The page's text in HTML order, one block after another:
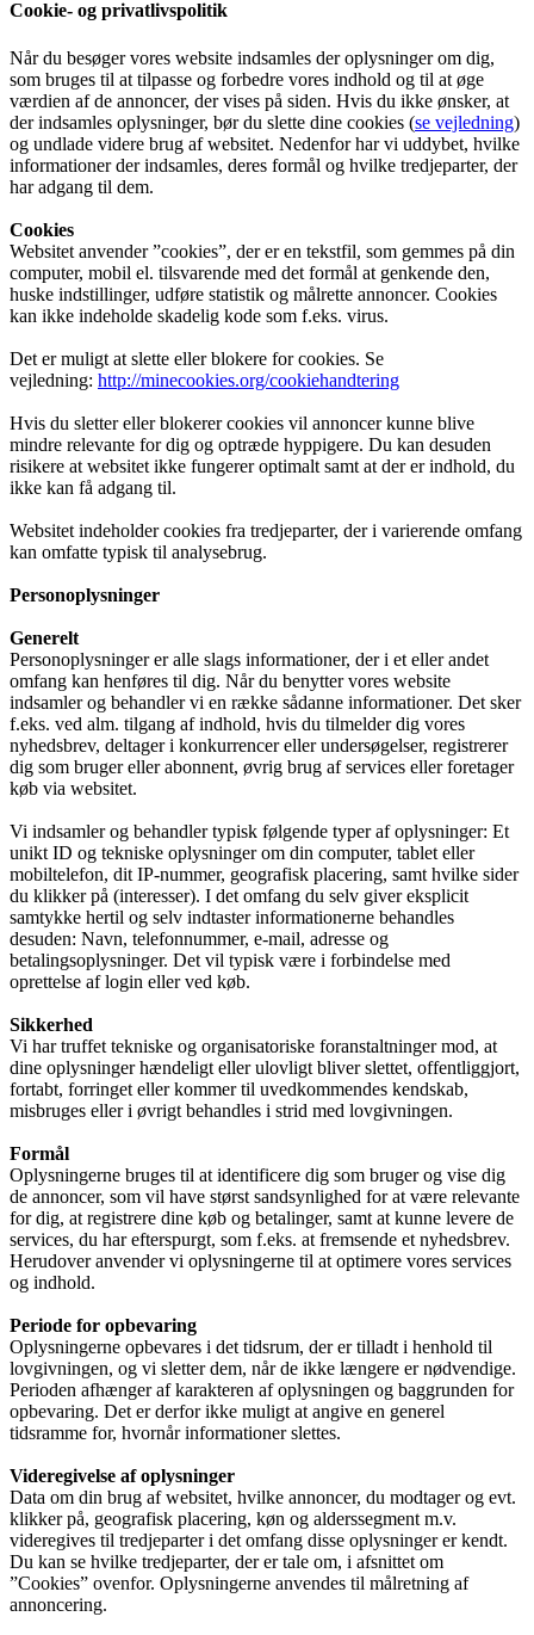
Cookie- og privatlivspolitik
Når du besøger vores website indsamles der oplysninger om dig,
som bruges til at tilpasse og forbedre vores indhold og til at øge
værdien af de annoncer, der vises på siden. Hvis du ikke ønsker, at
der indsamles oplysninger, bør du slette dine cookies (se vejledning)
og undlade videre brug af websitet. Nedenfor har vi uddybet, hvilke
informationer der indsamles, deres formål og hvilke tredjeparter, der
har adgang til dem.
Cookies
Websitet anvender ”cookies”, der er en tekstfil, som gemmes på din
computer, mobil el. tilsvarende med det formål at genkende den,
huske indstillinger, udføre statistik og målrette annoncer. Cookies
kan ikke indeholde skadelig kode som f.eks. virus.
Det er muligt at slette eller blokere for cookies. Se
vejledning: http://minecookies.org/cookiehandtering
Hvis du sletter eller blokerer cookies vil annoncer kunne blive
mindre relevante for dig og optræde hyppigere. Du kan desuden
risikere at websitet ikke fungerer optimalt samt at der er indhold, du
ikke kan få adgang til.
Websitet indeholder cookies fra tredjeparter, der i varierende omfang
kan omfatte typisk til analysebrug.
Personoplysninger
Generelt
Personoplysninger er alle slags informationer, der i et eller andet
omfang kan henføres til dig. Når du benytter vores website
indsamler og behandler vi en række sådanne informationer. Det sker
f.eks. ved alm. tilgang af indhold, hvis du tilmelder dig vores
nyhedsbrev, deltager i konkurrencer eller undersøgelser, registrerer
dig som bruger eller abonnent, øvrig brug af services eller foretager
køb via websitet.
Vi indsamler og behandler typisk følgende typer af oplysninger: Et
unikt ID og tekniske oplysninger om din computer, tablet eller
mobiltelefon, dit IP-nummer, geografisk placering, samt hvilke sider
du klikker på (interesser). I det omfang du selv giver eksplicit
samtykke hertil og selv indtaster informationerne behandles
desuden: Navn, telefonnummer, e-mail, adresse og
betalingsoplysninger. Det vil typisk være i forbindelse med
oprettelse af login eller ved køb.
Sikkerhed
Vi har truffet tekniske og organisatoriske foranstaltninger mod, at
dine oplysninger hændeligt eller ulovligt bliver slettet, offentliggjort,
fortabt, forringet eller kommer til uvedkommendes kendskab,
misbruges eller i øvrigt behandles i strid med lovgivningen.
Formål
Oplysningerne bruges til at identificere dig som bruger og vise dig
de annoncer, som vil have størst sandsynlighed for at være relevante
for dig, at registrere dine køb og betalinger, samt at kunne levere de
services, du har efterspurgt, som f.eks. at fremsende et nyhedsbrev.
Herudover anvender vi oplysningerne til at optimere vores services
og indhold.
Periode for opbevaring
Oplysningerne opbevares i det tidsrum, der er tilladt i henhold til
lovgivningen, og vi sletter dem, når de ikke længere er nødvendige.
Perioden afhænger af karakteren af oplysningen og baggrunden for
opbevaring. Det er derfor ikke muligt at angive en generel
tidsramme for, hvornår informationer slettes.
Videregivelse af oplysninger
Data om din brug af websitet, hvilke annoncer, du modtager og evt.
klikker på, geografisk placering, køn og alderssegment m.v.
videregives til tredjeparter i det omfang disse oplysninger er kendt.
Du kan se hvilke tredjeparter, der er tale om, i afsnittet om
”Cookies” ovenfor. Oplysningerne anvendes til målretning af
annoncering.